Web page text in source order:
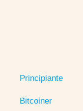
Principiante
Bitcoiner